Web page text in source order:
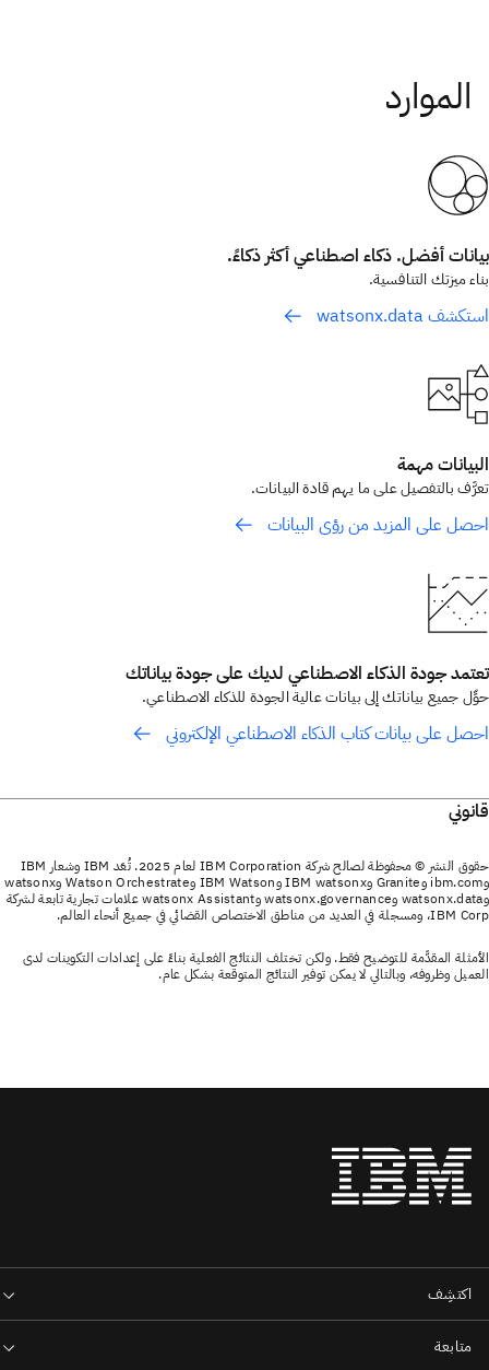
بيانات أفضل. ذكاء اصطناعي أكثر ذكاءً.
بناء ميزتك التنافسية.
استكشف watsonx.data
البيانات مهمة
تعرَّف بالتفصيل على ما يهم قادة البيانات.
احصل على المزيد من رؤى البيانات
تعتمد جودة الذكاء الاصطناعي لديك على جودة بياناتك
حوِّل جميع بياناتك إلى بيانات عالية الجودة للذكاء الاصطناعي.
احصل على بيانات كتاب الذكاء الاصطناعي الإلكتروني
قانوني
حقوق النشر © محفوظة لصالح شركة IBM Corporation لعام 2025. تُعَد IBM وشعار IBM
وibm.com وGranite وIBM watsonx وIBM Watson وWatson Orchestrate وwatsonx
وwatsonx.data وwatsonx.governance وwatsonx Assistant علامات تجارية تابعة لشركة
IBM Corp، ومسجلة في العديد من مناطق الاختصاص القضائي في جميع أنحاء العالم.
الأمثلة المقدَّمة للتوضيح فقط. ولكن تختلف النتائج الفعلية بناءً على إعدادات التكوينات لدى
العميل وظروفه، وبالتالي لا يمكن توفير النتائج المتوقعة بشكل عام.